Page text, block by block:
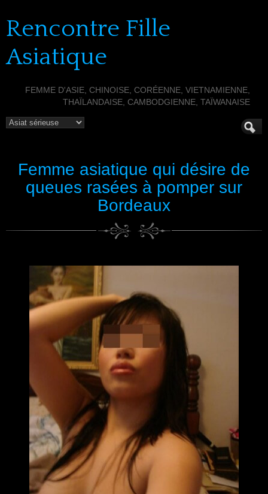
Rencontre Fille
Asiatique
FEMME D'ASIE, CHINOISE, CORÉENNE, VIETNAMIENNE,
THAÏLANDAISE, CAMBODGIENNE, TAÏWANAISE
Femme asiatique qui désire de
queues rasées à pomper sur
Bordeaux